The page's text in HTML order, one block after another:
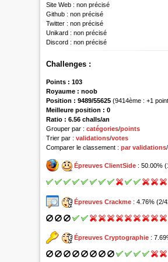
Site Web : non précisé
Github : non précisé
Twitter : non précisé
Unikard : non précisé
Discord : non précisé
Challenges :
Points : 103
Royaume : noob
Position : 9489/55625(9414ème : +1
Meilleure position : 0
Ratio : 6.56 challs/an
Grouper par :catégories/points
Trier par :validations/votes
Comparer le classement :par validations/
Épreuves ClientSide : 50.00%
Épreuves Crackme : 4.76% (2/
Épreuves Cryptographie :